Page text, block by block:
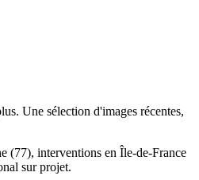
Une sélection d'images récentes,
(77), interventions en Île-de-France
sur projet.